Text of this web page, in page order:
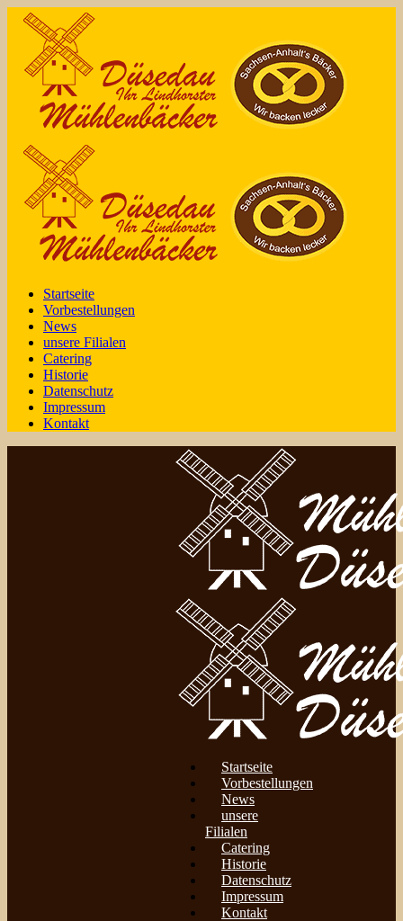
Startseite
Vorbestellungen
News
unsere Filialen
Catering
Historie
Datenschutz
Impressum
Kontakt
Startseite
Vorbestellungen
News
unsere
Filialen
Catering
Historie
Datenschutz
Impressum
Kontakt